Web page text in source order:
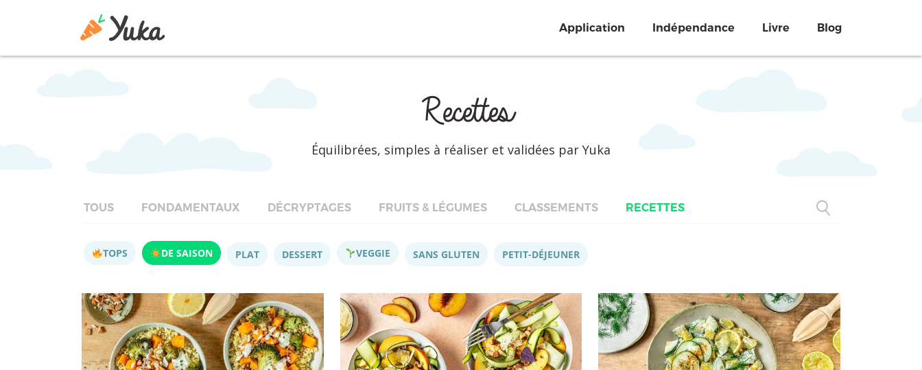
Application Indépendance Livre Blog
Recettes
Équilibrées, simples à réaliser et validées par Yuka
TOUS FONDAMENTAUX DÉCRYPTAGES FRUITS & LÉGUMES CLASSEMENTS RECETTES
TOPS DE SAISON PLAT DESSERT VEGGIE SANS GLUTEN PETIT-DÉJEUNER